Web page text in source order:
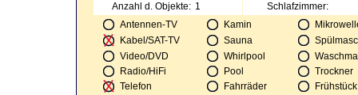
Anzahl d. Objekte: 1
Schlafzimmer:
Antennen-TV
Kamin
Kabel/SAT-TV
Sauna
Video/DVD
Whirlpool
Radio/HiFi
Pool
Trockner
Telefon
Fahrräder